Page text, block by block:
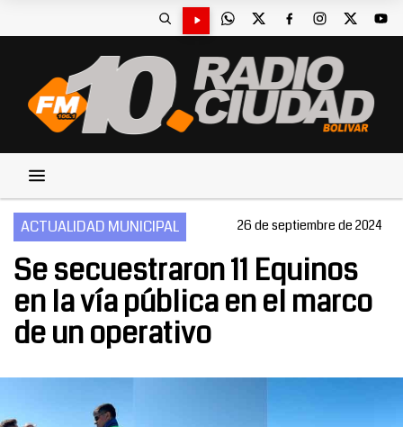
ACTUALIDAD MUNICIPAL 26 de septiembre de 2024
Se secuestraron 11 Equinos
en la vía pública en el marco
de un operativo